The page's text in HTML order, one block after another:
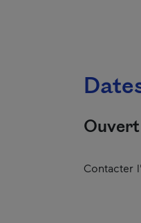
Contacter